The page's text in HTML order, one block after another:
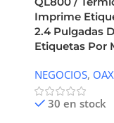
Imprime
2.4 Pulgadas
Etiquetas Por
NEGOCIOS,
30 en stock